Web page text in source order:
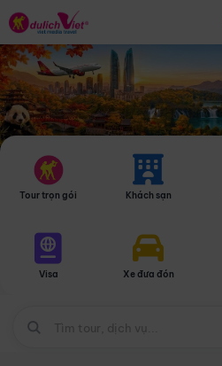
Tour trọn gói Khách sạn
Visa Xe đưa đón